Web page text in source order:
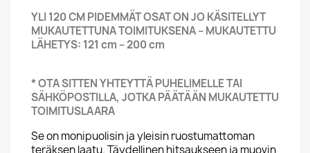
YLI 120 CM PIDEMMÄT OSAT ON JO KÄSITELLYT
MUKAUTETTUNA TOIMITUKSENA – MUKAUTETTU
LÄHETYS: 121 cm – 200 cm
* OTA SITTEN YHTEYTTÄ PUHELIMELLE TAI
SÄHKÖPOSTILLA, JOTKA PÄÄTÄÄN MUKAUTETTU
TOIMITUSLAARA
Se on monipuolisin ja yleisin ruostumattoman
teräksen laatu. Täydellinen hitsaukseen ja muovin